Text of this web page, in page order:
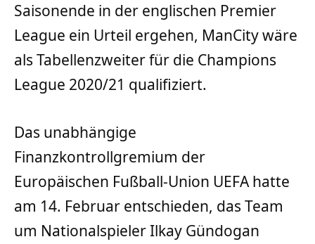
Saisonende in der englischen Premier
League ein Urteil ergehen, ManCity wäre
als Tabellenzweiter für die Champions
League 2020/21 qualifiziert.
Das unabhängige
Finanzkontrollgremium der
Europäischen Fußball-Union UEFA hatte
am 14. Februar entschieden, das Team
um Nationalspieler Ilkay Gündogan